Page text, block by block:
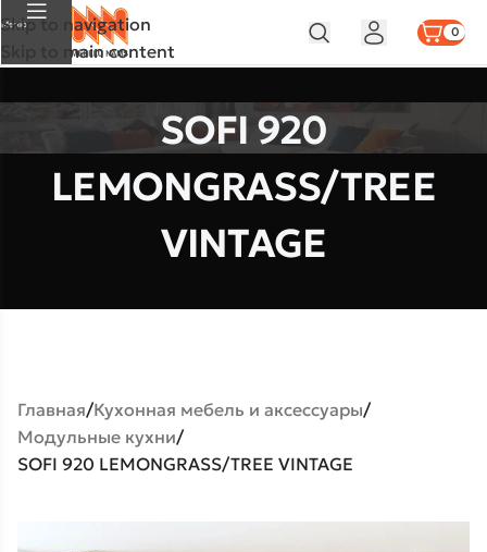
Skip to navigation
Skip to main content
Меню 0
SOFI 920
LEMONGRASS/TREE
VINTAGE
Главная Кухонная мебель и аксессуары
Модульные кухни
SOFI 920 LEMONGRASS/TREE VINTAGE